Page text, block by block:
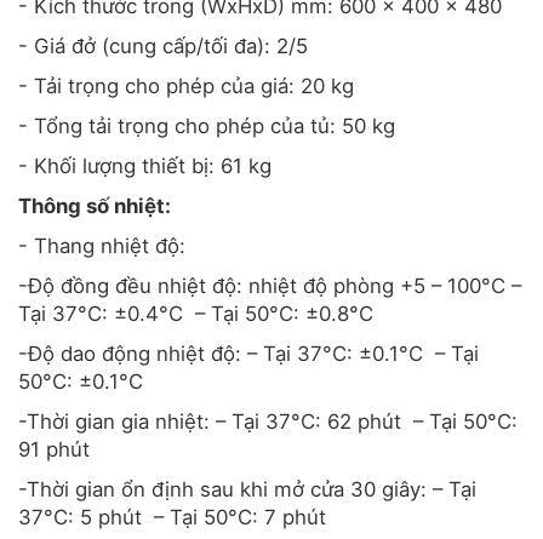
- Kích thước trong (WxHxD) mm: 600 x 400 x 480
- Giá đở (cung cấp/tối đa): 2/5
- Tải trọng cho phép của giá: 20 kg
- Tổng tải trọng cho phép của tủ: 50 kg
- Khối lượng thiết bị: 61 kg
Thông số nhiệt:
- Thang nhiệt độ:
-Độ đồng đều nhiệt độ: nhiệt độ phòng +5 – 100°C –
Tại 37°C: ±0.4°C – Tại 50°C: ±0.8°C
-Độ dao động nhiệt độ: – Tại 37°C: ±0.1°C – Tại
50°C: ±0.1°C
-Thời gian gia nhiệt: – Tại 37°C: 62 phút – Tại 50°C:
91 phút
-Thời gian ổn định sau khi mở cửa 30 giây: – Tại
37°C: 5 phút – Tại 50°C: 7 phút